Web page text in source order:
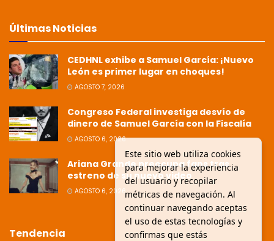
Últimas Noticias
CEDHNL exhibe a Samuel García: ¡Nuevo
León es primer lugar en choques!
AGOSTO 7, 2026
Congreso Federal investiga desvío de
dinero de Samuel García con la Fiscalía
AGOSTO 6, 2026
Ariana Grande preocupa fans tras
estreno de su nuevo video
AGOSTO 6, 2026
Tendencia
Este sitio web utiliza cookies
para mejorar la experiencia
del usuario y recopilar
métricas de navegación. Al
continuar navegando aceptas
el uso de estas tecnologías y
confirmas que estás